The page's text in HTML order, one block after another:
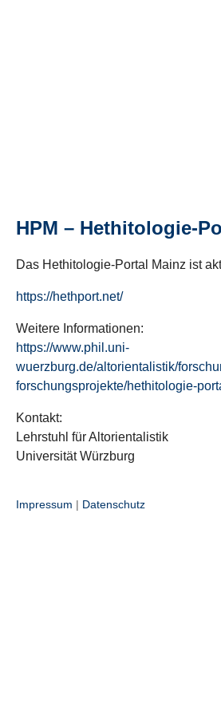
HPM – Hethitologie-
Das Hethitologie-Portal Mainz ist
https://hethport.net/
Weitere Informationen:
https://www.phil.uni-
wuerzburg.de/altorientalistik/
forschungsprojekte/hethitologie-
Kontakt:
Lehrstuhl für Altorientalistik
Universität Würzburg
Impressum | Datenschutz